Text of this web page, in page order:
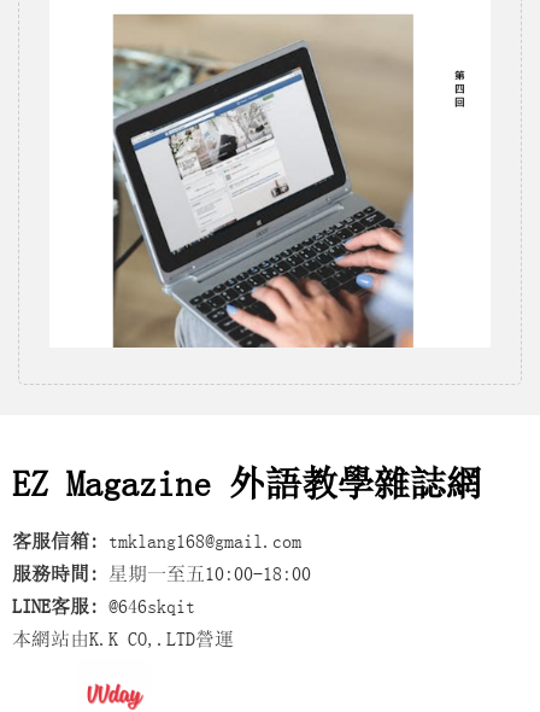
EZ Magazine 外語教學雜誌網
客服信箱: tmklang168@gmail.com
服務時間: 星期一至五10:00-18:00
LINE客服: @646skqit
本網站由K.K CO,.LTD營運